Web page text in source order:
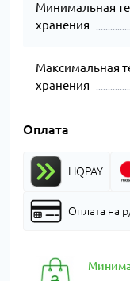
Минимальная
хранения
Максимальная
хранения
Оплата
LIQPAY
Оплата на